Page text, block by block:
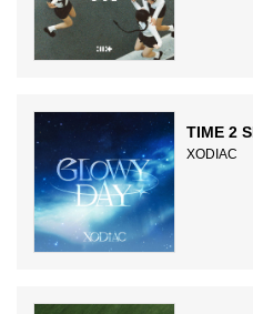
TIME 2
XODIAC